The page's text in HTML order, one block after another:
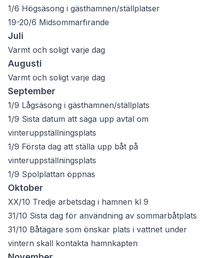
1/6 Högsäsong i gästhamnen/ställplatser
19-20/6 Midsommarfirande
Juli
Varmt och soligt varje dag
Augusti
Varmt och soligt varje dag
September
1/9 Lågsäsong i gästhamnen/ställplats
1/9 Sista datum att säga upp avtal om
vinteruppställningsplats
1/9 Första dag att ställa upp båt på
vinteruppställningsplats
1/9 Spolplattan öppnas
Oktober
XX/10 Tredje arbetsdag i hamnen kl 9
31/10 Sista dag för användning av sommarbåtplats
31/10 Båtägare som önskar plats i vattnet under
vintern skall kontakta hamnkapten